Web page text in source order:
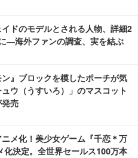
イドのモデルとされる人物、詳細2
―海外ファンの調査、実を結ぶ
』ブロックを模したポーチが気
ウ（うすいろ）」のマスコット
発売
メ化！美少女ゲーム『千恋＊万
化決定。全世界セールス100万本